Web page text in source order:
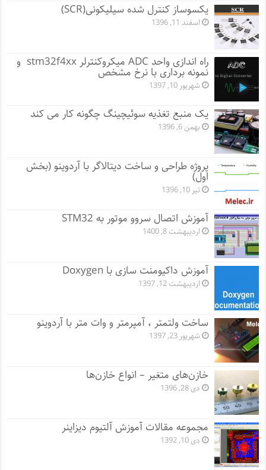
یکسوساز کنترل شده سیلیکونی(SCR)
اسفند 11, 1396
راه اندازی واحد ADC میکروکنترلر stm32f4xx و
نمونه برداری با نرخ مشخص
شهریور 10, 1397
یک منبع تغذیه سوئیچینگ چگونه کار می کند
بهمن 6, 1396
پروژه طراحی و ساخت دیتالاگر با آردوینو (بخش
اول)
تیر 10, 1396
آموزش اتصال سروو موتور به STM32
اردیبهشت 8, 1400
آموزش داکیومنت سازی با Doxygen
اردیبهشت 12, 1397
ساخت ولتمتر ، آمپرمتر و وات متر با آردوینو
شهریور 23, 1397
خازن‌های متغیر – انواع خازن‌ها
دی 28, 1396
مجموعه مقالات آموزش آلتیوم دیزاینر
دی 10, 1392